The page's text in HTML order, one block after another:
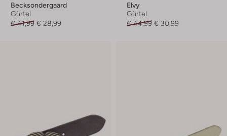
Becksondergaard
Gürtel
€ 41,99 € 28,99
Elvy
Gürtel
€ 44,99 € 30,99